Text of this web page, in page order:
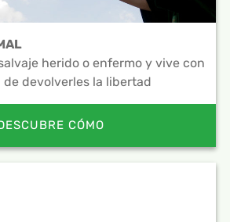
herido o enfermo y vive con
de devolverles la libertad
CÓMO